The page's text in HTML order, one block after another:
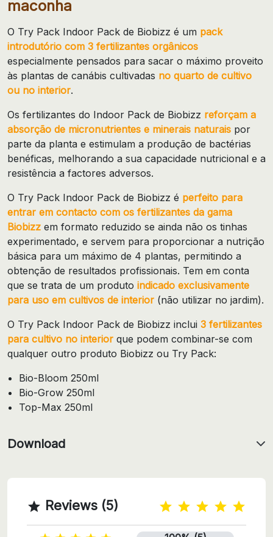
maconha
O Try Pack Indoor Pack de Biobizz é um pack
introdutório com 3 fertilizantes orgânicos
especialmente pensados para sacar o máximo proveito
às plantas de canábis cultivadas no quarto de cultivo
ou no interior.
Os fertilizantes do Indoor Pack de Biobizz reforçam a
absorção de micronutrientes e minerais naturais por
parte da planta e estimulam a produção de bactérias
benéficas, melhorando a sua capacidade nutricional e a
resistência a factores adversos.
O Try Pack Indoor Pack de Biobizz é perfeito para
entrar em contacto com os fertilizantes da gama
Biobizz em formato reduzido se ainda não os tinhas
experimentado, e servem para proporcionar a nutrição
básica para um máximo de 4 plantas, permitindo a
obtenção de resultados profissionais. Tem em conta
que se trata de um produto indicado exclusivamente
para uso em cultivos de interior (não utilizar no jardim).
O Try Pack Indoor Pack de Biobizz inclui 3 fertilizantes
para cultivo no interior que podem combinar-se com
qualquer outro produto Biobizz ou Try Pack:
Bio-Bloom 250ml
Bio-Grow 250ml
Top-Max 250ml
Download
 Reviews (5)